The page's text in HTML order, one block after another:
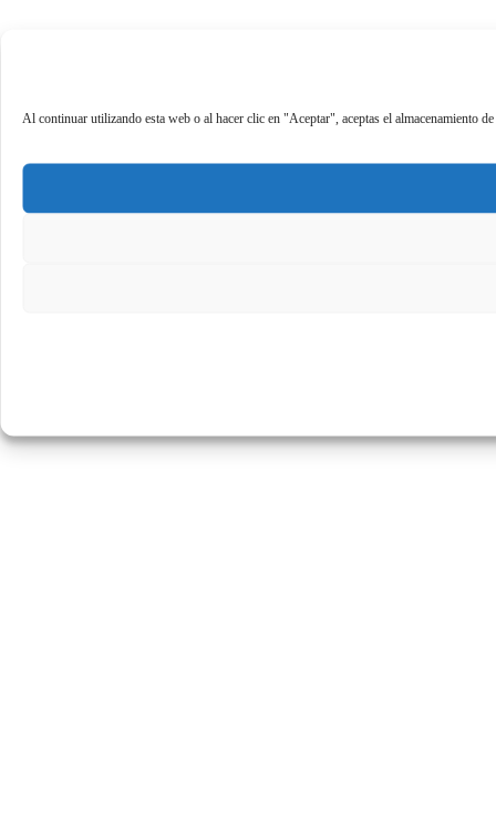
Al continuar utilizando esta web o al hacer clic en "Aceptar", aceptas el almacenamiento